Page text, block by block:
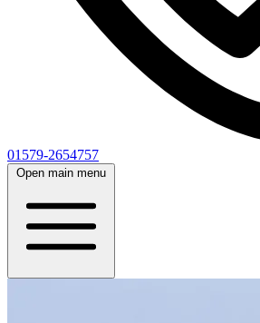
01579-2654757
Open main menu